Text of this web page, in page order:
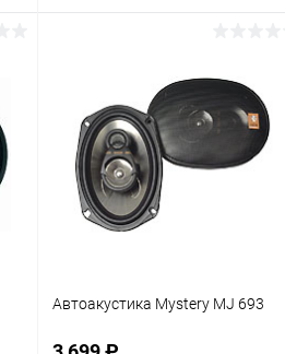
Купить в 1 клик К сравнению
В избранное В наличии
Автоакустика Mystery MJ 693